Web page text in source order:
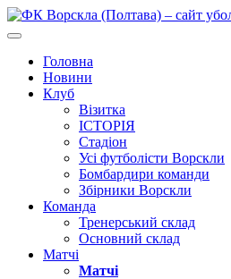
Головна
Новини
Клуб
Візитка
ІСТОРІЯ
Стадіон
Усі футболісти Ворскли
Бомбардири команди
Збірники Ворскли
Команда
Тренерський склад
Основний склад
Матчі
Матчі